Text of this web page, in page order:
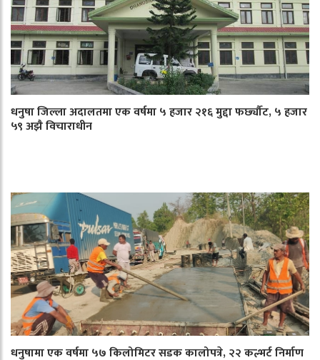
धनुषा जिल्ला अदालतमा एक वर्षमा ५ हजार २१६ मुद्दा फर्छ्यौट, ५ हजार
५९ अझै विचाराधीन
धनुषामा एक वर्षमा ५७ किलोमिटर सडक कालोपत्रे, २२ कल्भर्ट निर्माण